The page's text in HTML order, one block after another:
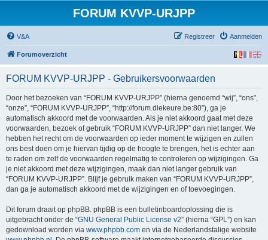
FORUM KVVP-URJPP
V&A Aanmelden
Registreer
Forumoverzicht
FORUM KVVP-URJPP - Gebruikersvoorwaarden
Door het bezoeken van “FORUM KVVP-URJPP” (hierna genoemd “wij”, “ons”,
“onze”, “FORUM KVVP-URJPP”, “http://forum.diekeure.be:80”), ga je
automatisch akkoord met de voorwaarden. Als je niet akkoord gaat met deze
voorwaarden, bezoek of gebruik “FORUM KVVP-URJPP” dan niet langer. We
hebben het recht om de voorwaarden op ieder moment te wijzigen en zullen
ons best doen om je hiervan tijdig op de hoogte te brengen, het is echter aan
te raden om zelf de voorwaarden regelmatig te controleren op wijzigingen. Ga
je niet akkoord met deze wijzigingen, maak dan niet langer gebruik van
“FORUM KVVP-URJPP”. Blijf je gebruik maken van “FORUM KVVP-URJPP”,
dan ga je automatisch akkoord met de wijzigingen en of toevoegingen.
Dit forum draait op phpBB. phpBB is een bulletinboardoplossing die is
uitgebracht onder de “GNU General Public License v2” (hierna “GPL”) en kan
gedownload worden via www.phpbb.com en via de Nederlandstalige website